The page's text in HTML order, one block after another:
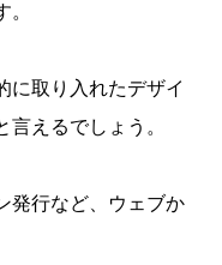
に取り入れたデザイ
えるでしょう。
発行など、ウェブか